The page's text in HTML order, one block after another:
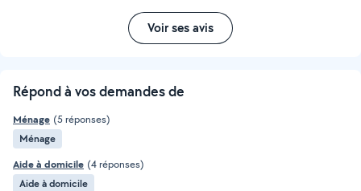
Voir ses avis
Répond à vos demandes de
Ménage (5 réponses)
Ménage
Aide à domicile (4 réponses)
Aide à domicile